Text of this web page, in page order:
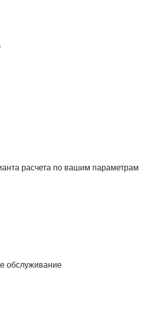
расчета по вашим параметрам
обслуживание